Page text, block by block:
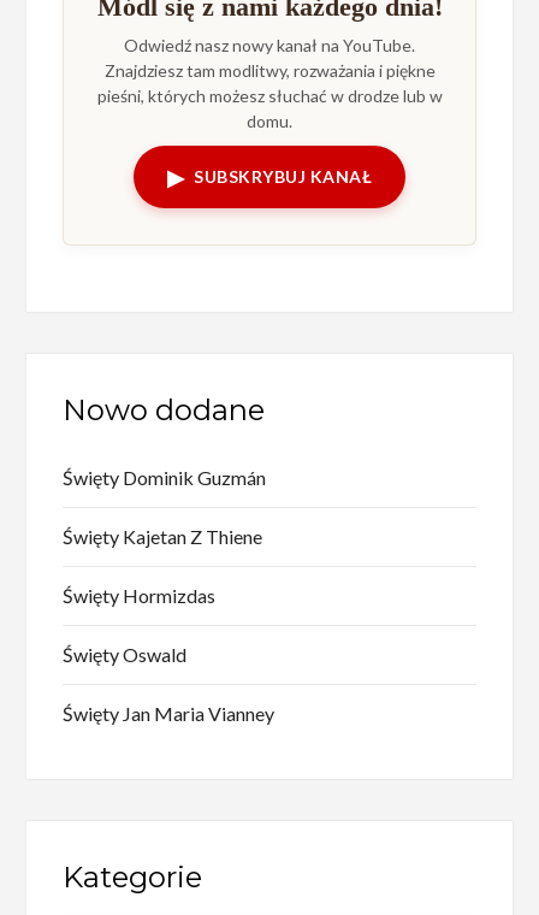
Módl się z nami każdego dnia!
Odwiedź nasz nowy kanał na YouTube.
Znajdziesz tam modlitwy, rozważania i piękne
pieśni, których możesz słuchać w drodze lub w
domu.
▶ SUBSKRYBUJ KANAŁ
Nowo dodane
Święty Dominik Guzmán
Święty Kajetan Z Thiene
Święty Hormizdas
Święty Oswald
Święty Jan Maria Vianney
Kategorie